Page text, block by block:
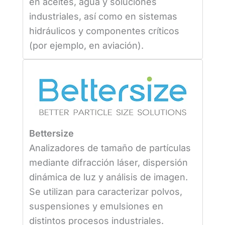
industriales, así como en sistemas
hidráulicos y componentes críticos
(por ejemplo, en aviación).
Bettersize
Analizadores de tamaño de partículas
mediante difracción láser, dispersión
dinámica de luz y análisis de imagen.
Se utilizan para caracterizar polvos,
suspensiones y emulsiones en
distintos procesos industriales.